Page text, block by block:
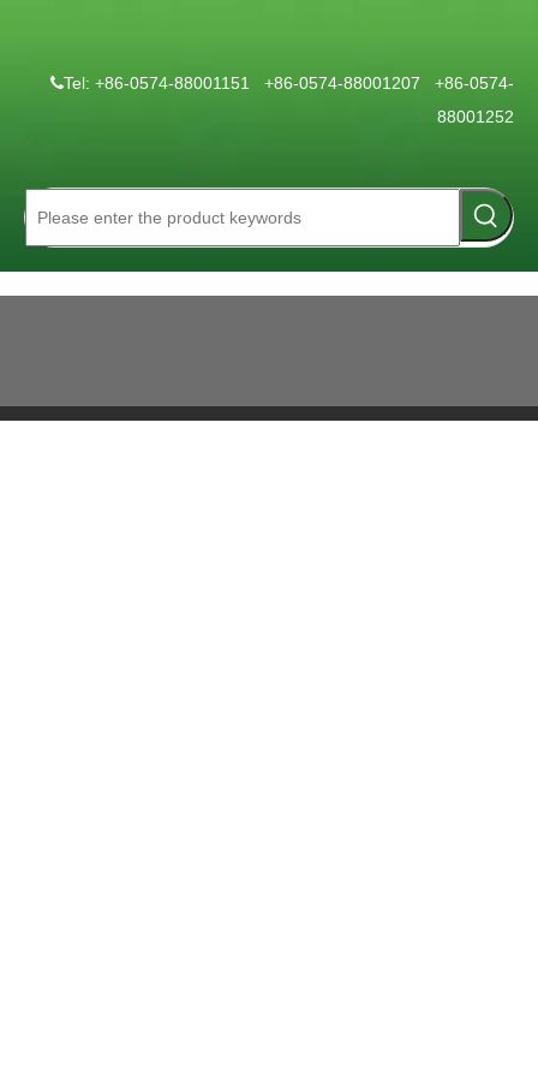
Tel: +86-0574-88001151 +86-0574-88001207 +86-0574-
88001252